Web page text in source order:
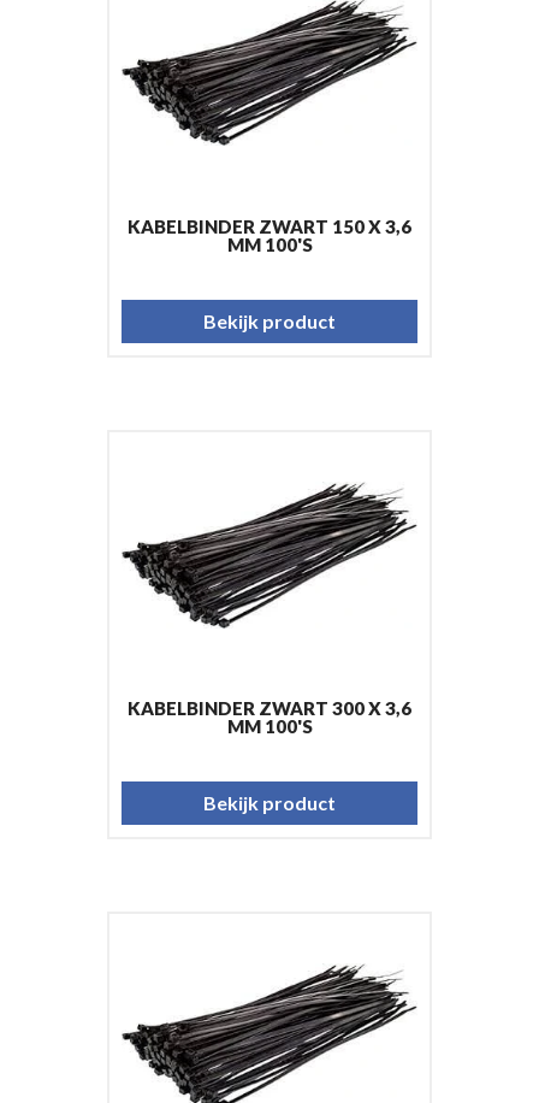
KABELBINDER ZWART 150 X 3,6
MM 100'S
Bekijk product
KABELBINDER ZWART 300 X 3,6
MM 100'S
Bekijk product